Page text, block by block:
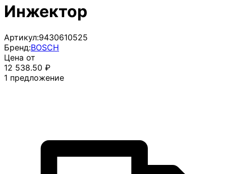
Инжектор
Артикул:9430610525
Бренд:BOSCH
Цена от
12 538.50 ₽
1 предложение